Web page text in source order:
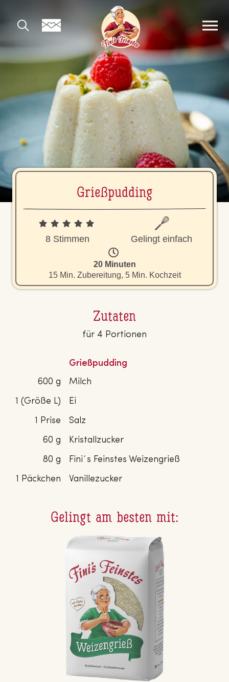
Grie­ß­pud­ding
8 Stimmen Gelingt einfach
20 Minuten
15 Min. Zubereitung, 5 Min. Kochzeit
Zutaten
für 4 Portionen
Grießpudding
600 g
Milch
1 (Größe L)
Ei
1 Prise
Salz
60 g
Kristallzucker
80 g
Fini´s Feinstes Weizengrieß
1 Päckchen
Vanillezucker
Gelingt am besten mit: